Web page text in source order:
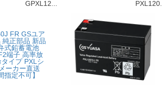
GPXL12... PXL120...